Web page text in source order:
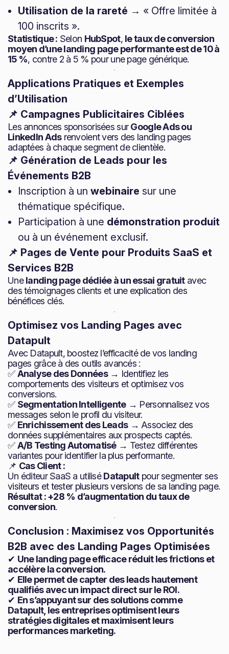
Utilisation de la rareté → « Offre limitée à
100 inscrits ».
Statistique : Selon HubSpot, le taux de conversion
moyen d’une landing page performante est de 10 à
15 %, contre 2 à 5 % pour une page générique.
Applications Pratiques et Exemples
d’Utilisation
📌 Campagnes Publicitaires Ciblées
Les annonces sponsorisées surGoogle Ads ou
LinkedIn Adsrenvoient vers des landing pages
adaptées à chaque segment de clientèle.
📌 Génération de Leads pour les
Événements B2B
Inscription à un webinaire sur une
thématique spécifique.
Participation à une démonstration produit
ou à un événement exclusif.
📌 Pages de Vente pour Produits SaaS et
Services B2B
Unelanding page dédiée à un essai gratuitavec
des témoignages clients et une explication des
bénéfices clés.
Optimisez vos Landing Pages avec
Datapult
Avec Datapult, boostez l’efficacité de vos landing
pages grâce à des outils avancés :
✅Analyse des Données→ Identifiez les
comportements des visiteurs et optimisez vos
conversions.
✅ Segmentation Intelligente→ Personnalisez vos
messages selon le profil du visiteur.
✅ Enrichissement des Leads→ Associez des
données supplémentaires aux prospects captés.
✅A/B Testing Automatisé→ Testez différentes
variantes pour identifier la plus performante.
📌 Cas Client :
Un éditeur SaaS a utiliséDatapultpour segmenter ses
visiteurs et tester plusieurs versions de sa landing page.
Résultat : +28 % d’augmentation du taux de
conversion.
Conclusion : Maximisez vos Opportunités
B2B avec des Landing Pages Optimisées
✔ Une landing page efficace réduit les frictions et
accélère la conversion.
✔ Elle permet de capter des leads hautement
qualifiés avec un impact direct sur le ROI.
✔ En s’appuyant sur des solutions comme
Datapult, les entreprises optimisent leurs
stratégies digitales et maximisent leurs
performances marketing.